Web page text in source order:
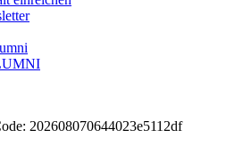
202608070644023e5112df